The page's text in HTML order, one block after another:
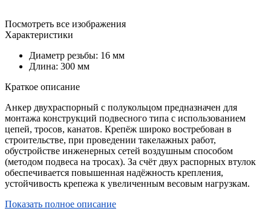
Посмотреть все изображения
Характеристики
Диаметр резьбы: 16 мм
Длина: 300 мм
Краткое описание
Анкер двухраспорный с полукольцом предназначен для
монтажа конструкций подвесного типа с использованием
цепей, тросов, канатов. Крепёж широко востребован в
строительстве, при проведении такелажных работ,
обустройстве инженерных сетей воздушным способом
(методом подвеса на тросах). За счёт двух распорных втулок
обеспечивается повышенная надёжность крепления,
устойчивость крепежа к увеличенным весовым нагрузкам.
Показать полное описание